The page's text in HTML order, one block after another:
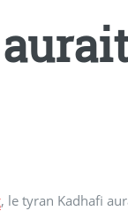
, le tyran Kadhafi